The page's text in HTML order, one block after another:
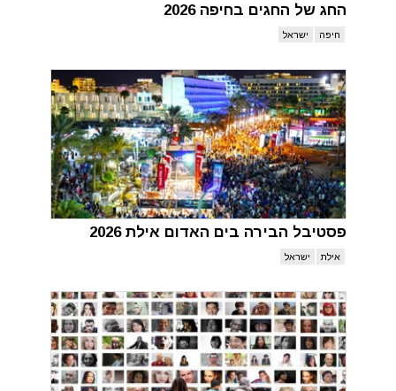
החג של החגים בחיפה 2026
חיפה ישראל
פסטיבל הבירה בים האדום אילת 2026
אילת ישראל